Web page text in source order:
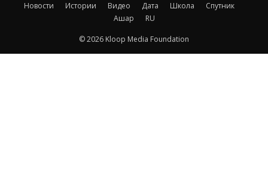
Новости Истории Видео Дата Школа
Спутник
Ашар
RU
© 2026 Kloop Media Foundation